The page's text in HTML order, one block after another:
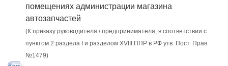
помещениях администрации магазина
автозапчастей
(К приказу руководителя / предпринимателя, в соответствии с
пунктом 2 раздела I и разделом XVIII ППР в РФ утв. Пост. Прав.
№1479)